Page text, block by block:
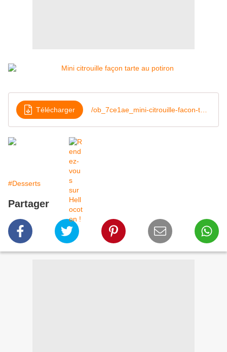
Télécharger
#Desserts
Partager